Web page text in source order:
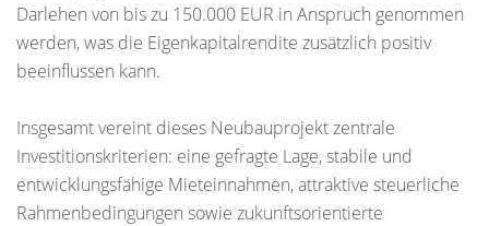
Darlehen von bis zu 150.000 EUR in Anspruch genommen
werden, was die Eigenkapitalrendite zusätzlich positiv
beeinflussen kann.
Insgesamt vereint dieses Neubauprojekt zentrale
Investitionskriterien: eine gefragte Lage, stabile und
entwicklungsfähige Mieteinnahmen, attraktive steuerliche
Rahmenbedingungen sowie zukunftsorientierte